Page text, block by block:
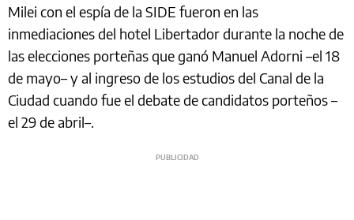
Milei con el espía de la SIDE fueron en las
inmediaciones del hotel Libertador durante la noche de
las elecciones porteñas que ganó Manuel Adorni –el 18
de mayo– y al ingreso de los estudios del Canal de la
Ciudad cuando fue el debate de candidatos porteños –
el 29 de abril–.